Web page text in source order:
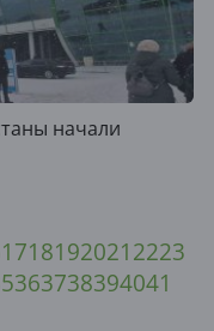
начали
17181920212223
363738394041